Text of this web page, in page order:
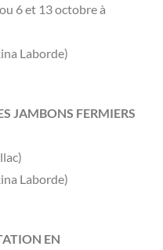
6 et 13 octobre à
Laborde)
JAMBONS FERMIERS
Laborde)
EN